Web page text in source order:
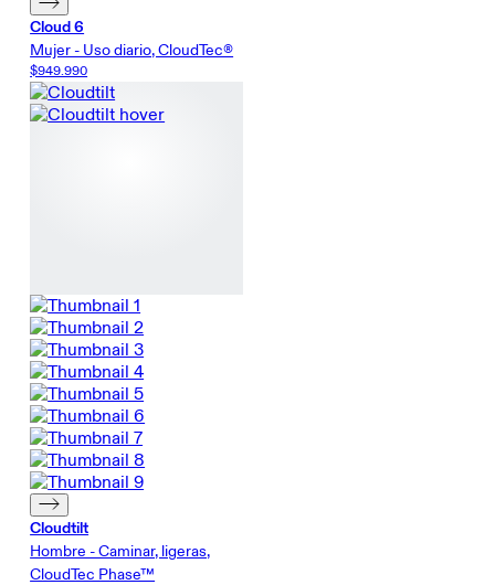
Cloud 6
Mujer - Uso diario, CloudTec®
$949.990
Cloudtilt
Hombre - Caminar, ligeras,
CloudTec Phase™